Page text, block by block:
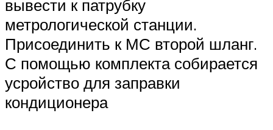
вывести к патрубку
метрологической станции.
Присоединить к МС второй шланг.
С помощью комплекта собирается
усройство для заправки
кондиционера